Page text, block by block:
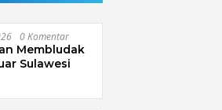
0 Komentar
Membludak
Sulawesi